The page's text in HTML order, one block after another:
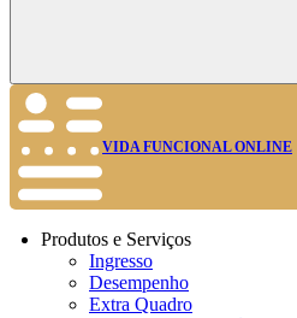
Buscar
VIDA FUNCIONAL ONLINE
Produtos e Serviços
Ingresso
Desempenho
Extra Quadro